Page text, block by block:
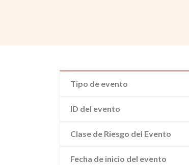
Tipo de evento
ID del evento
Clase de Riesgo del Evento
Fecha de inicio del evento